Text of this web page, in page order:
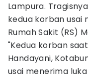
Lampura.
kedua korban usai
Rumah Sakit (RS)
"Kedua korban
Handayani,
usai menerima